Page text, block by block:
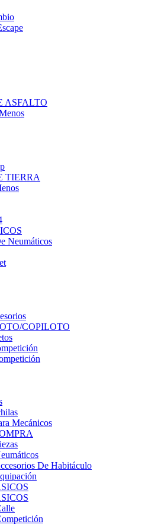
ASFALTO
TIERRA
Neumáticos
COPILOTO
Mecánicos
De Habitáculo